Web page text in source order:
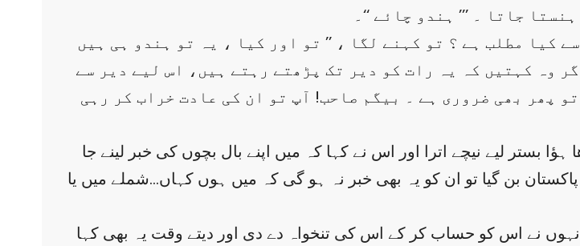
جاتا ۔ ’’’ ہندو چائے ‘‘۔
کیا مطلب ہے ؟ تو کہنے لگا ، ’’ تو اور کیا ، یہ تو ہندو ہی ہیں
وہ کہتیں کہ یہ رات کو دیر تک پڑھتے رہتے ہیں، اس لیے دیر سے
پھر بھی ضروری ہے ۔ بیگم صاحب! آپ تو ان کی عادت خراب کر رہی
بستر لیے نیچے اترا اور اس نے کہا کہ میں اپنے بال بچوں کی خبر لینے جا
بن گیا تو ان کو یہ بھی خبر نہ ہو گی کہ میں ہوں کہاں…شملے میں یا
نے اس کو حساب کر کے اس کی تنخواہ دے دی اور دیتے وقت یہ بھی کہا